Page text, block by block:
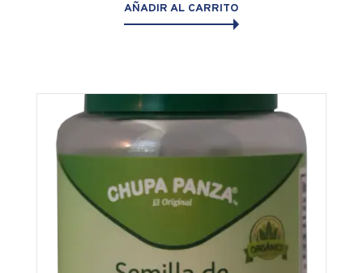
AÑADIR AL CARRITO